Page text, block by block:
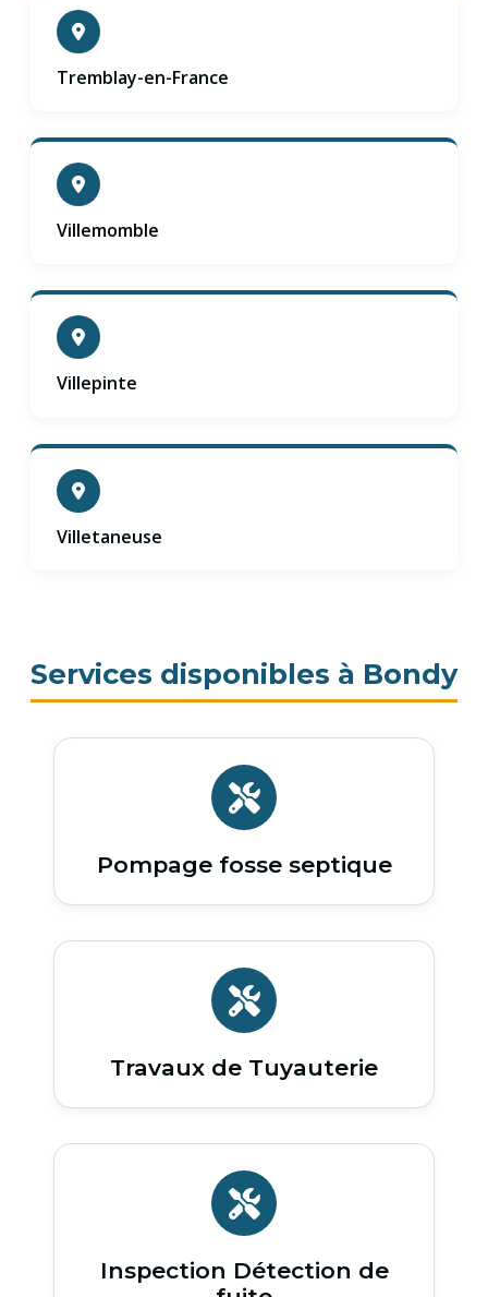
Tremblay-en-France
Villemomble
Villepinte
Villetaneuse
Services disponibles à Bondy
Pompage fosse septique
Travaux de Tuyauterie
Inspection Détection de